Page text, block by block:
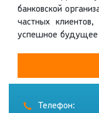
банковской
частных
успешное
Телефон: